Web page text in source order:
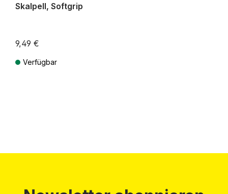
Skalpell, Softgrip
9,49 €
Verfügbar